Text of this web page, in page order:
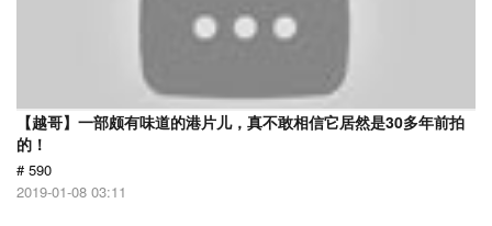
【越哥】一部颇有味道的港片儿，真不敢相信它居然是30多年前拍
的！
# 590
2019-01-08 03:11